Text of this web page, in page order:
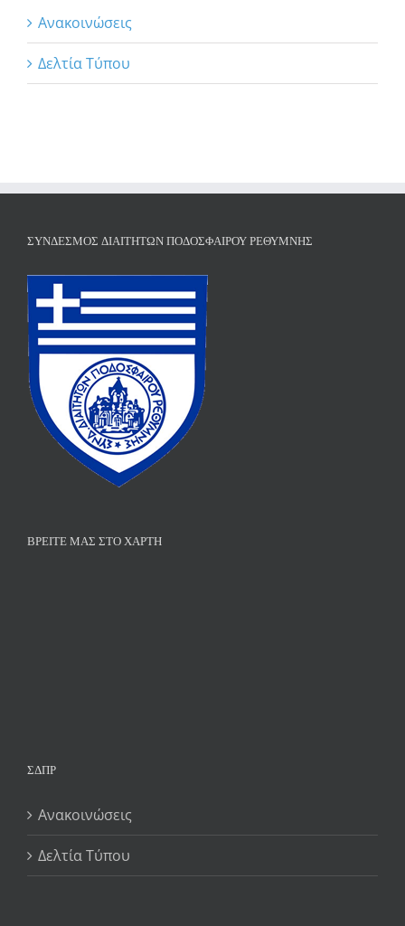
Ανακοινώσεις
Δελτία Τύπου
ΣΎΝΔΕΣΜΟΣ ΔΙΑΙΤΗΤΏΝ ΠΟΔΟΣΦΑΊΡΟΥ ΡΕΘΎΜΝΗΣ
ΒΡΕΊΤΕ ΜΑΣ ΣΤΟ ΧΆΡΤΗ
ΣΔΠΡ
Ανακοινώσεις
Δελτία Τύπου